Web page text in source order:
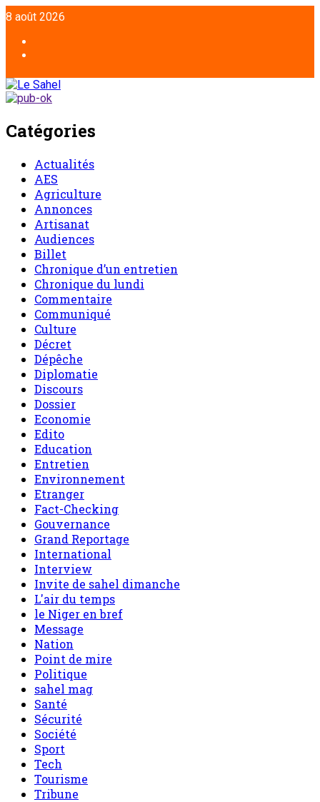
Aller
au
contenu
8 août 2026
Catégories
Actualités
AES
Agriculture
Annonces
Artisanat
Audiences
Billet
Chronique d’un entretien
Chronique du lundi
Commentaire
Communiqué
Culture
Décret
Dépêche
Diplomatie
Discours
Dossier
Economie
Edito
Education
Entretien
Environnement
Etranger
Fact-Checking
Gouvernance
Grand Reportage
International
Interview
Invite de sahel dimanche
L'air du temps
le Niger en bref
Message
Nation
Point de mire
Politique
sahel mag
Santé
Sécurité
Société
Sport
Tech
Tourisme
Tribune